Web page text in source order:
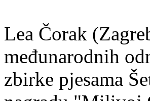
Lea Čorak
međunarodnih
zbirke pjesama